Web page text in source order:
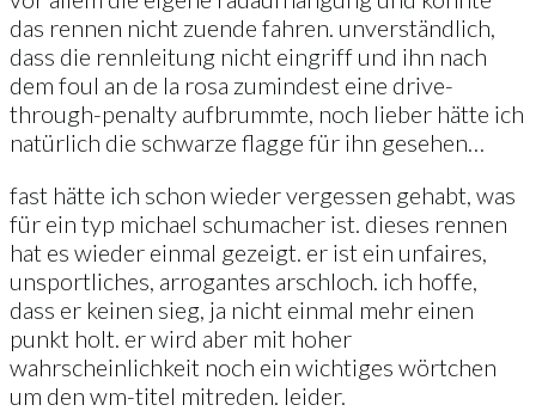
das rennen nicht zuende fahren. unverständlich,
dass die rennleitung nicht eingriff und ihn nach
dem foul an de la rosa zumindest eine drive-
through-penalty aufbrummte, noch lieber hätte ich
natürlich die schwarze flagge für ihn gesehen…
fast hätte ich schon wieder vergessen gehabt, was
für ein typ michael schumacher ist. dieses rennen
hat es wieder einmal gezeigt. er ist ein unfaires,
unsportliches, arrogantes arschloch. ich hoffe,
dass er keinen sieg, ja nicht einmal mehr einen
punkt holt. er wird aber mit hoher
wahrscheinlichkeit noch ein wichtiges wörtchen
um den wm-titel mitreden. leider.